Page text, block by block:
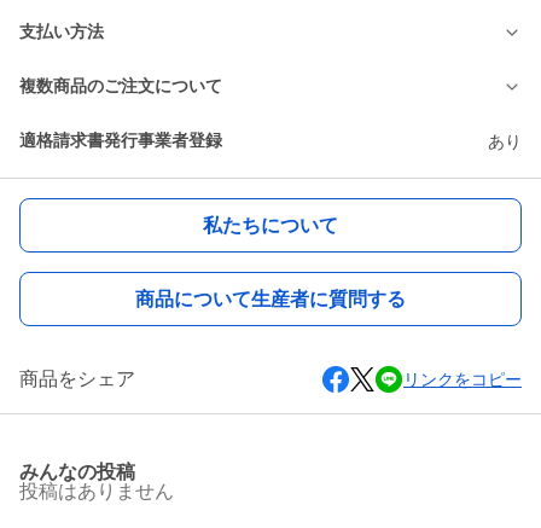
支払い方法
複数商品のご注文について
適格請求書発行事業者登録 あり
私たちについて
商品について生産者に質問する
商品をシェア リンクをコピー
みんなの投稿
投稿はありません